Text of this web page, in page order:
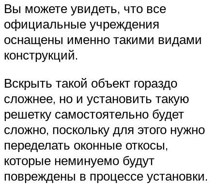
Вы можете увидеть, что все
официальные учреждения
оснащены именно такими видами
конструкций.
Вскрыть такой объект гораздо
сложнее, но и установить такую
решетку самостоятельно будет
сложно, поскольку для этого нужно
переделать оконные откосы,
которые неминуемо будут
повреждены в процессе установки.